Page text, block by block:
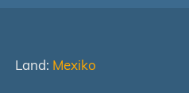
Land: Mexiko